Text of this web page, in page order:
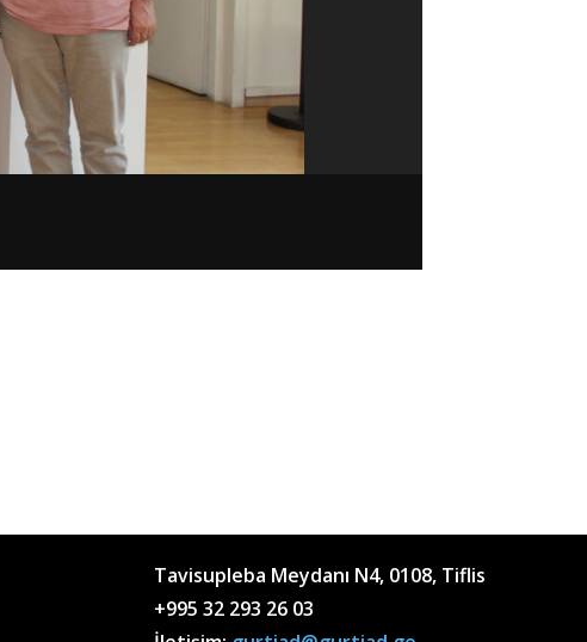
Tavisupleba Meydanı N4, 0108, Tiflis
+995 32 293 26 03